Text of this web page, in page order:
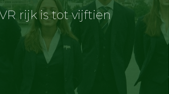
rijk is tot vijftien